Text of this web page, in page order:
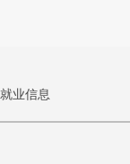
就业信息